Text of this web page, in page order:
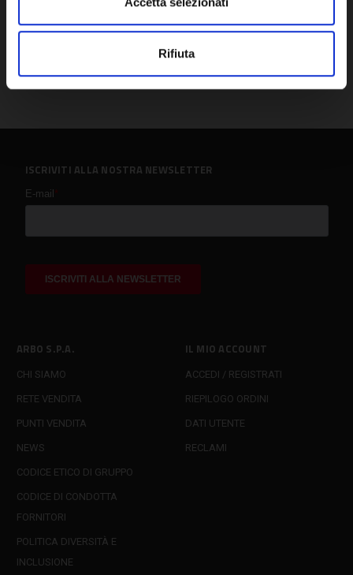
Rifiuta
ARBO S.P.A.
CHI SIAMO
RETE VENDITA
PUNTI VENDITA
NEWS
CODICE ETICO DI GRUPPO
CODICE DI CONDOTTA
FORNITORI
POLITICA DIVERSITÀ E
INCLUSIONE
IL MIO ACCOUNT
ACCEDI / REGISTRATI
RIEPILOGO ORDINI
DATI UTENTE
RECLAMI
ISCRIVITI ALLA NOSTRA NEWSLETTER